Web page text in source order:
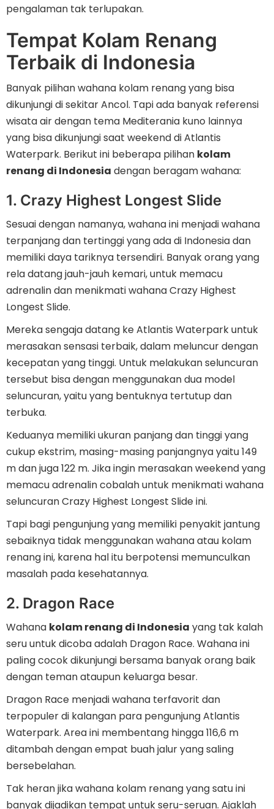
pengalaman tak terlupakan.
Tempat Kolam Renang
Terbaik di Indonesia
Banyak pilihan wahana kolam renang yang bisa
dikunjungi di sekitar Ancol. Tapi ada banyak referensi
wisata air dengan tema Mediterania kuno lainnya
yang bisa dikunjungi saat weekend di Atlantis
Waterpark. Berikut ini beberapa pilihan kolam
renang di Indonesia dengan beragam wahana:
1. Crazy Highest Longest Slide
Sesuai dengan namanya, wahana ini menjadi wahana
terpanjang dan tertinggi yang ada di Indonesia dan
memiliki daya tariknya tersendiri. Banyak orang yang
rela datang jauh-jauh kemari, untuk memacu
adrenalin dan menikmati wahana Crazy Highest
Longest Slide.
Mereka sengaja datang ke Atlantis Waterpark untuk
merasakan sensasi terbaik, dalam meluncur dengan
kecepatan yang tinggi. Untuk melakukan seluncuran
tersebut bisa dengan menggunakan dua model
seluncuran, yaitu yang bentuknya tertutup dan
terbuka.
Keduanya memiliki ukuran panjang dan tinggi yang
cukup ekstrim, masing-masing panjangnya yaitu 149
m dan juga 122 m. Jika ingin merasakan weekend yang
memacu adrenalin cobalah untuk menikmati wahana
seluncuran Crazy Highest Longest Slide ini.
Tapi bagi pengunjung yang memiliki penyakit jantung
sebaiknya tidak menggunakan wahana atau kolam
renang ini, karena hal itu berpotensi memunculkan
masalah pada kesehatannya.
2. Dragon Race
Wahana kolam renang di Indonesia yang tak kalah
seru untuk dicoba adalah Dragon Race. Wahana ini
paling cocok dikunjungi bersama banyak orang baik
dengan teman ataupun keluarga besar.
Dragon Race menjadi wahana terfavorit dan
terpopuler di kalangan para pengunjung Atlantis
Waterpark. Area ini membentang hingga 116,6 m
ditambah dengan empat buah jalur yang saling
bersebelahan.
Tak heran jika wahana kolam renang yang satu ini
banyak dijadikan tempat untuk seru-seruan. Ajaklah